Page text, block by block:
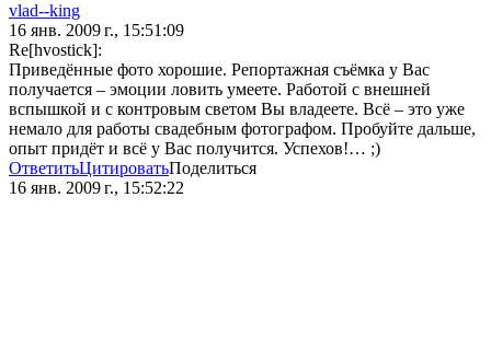
vlad--king
16 янв. 2009 г., 15:51:09
Re[hvostick]:
Приведённые фото хорошие. Репортажная съёмка у Вас
получается – эмоции ловить умеете. Работой с внешней
вспышкой и с контровым светом Вы владеете. Всё – это уже
немало для работы свадебным фотографом. Пробуйте дальше,
опыт придёт и всё у Вас получится. Успехов!… ;)
ОтветитьЦитироватьПоделиться
16 янв. 2009 г., 15:52:22